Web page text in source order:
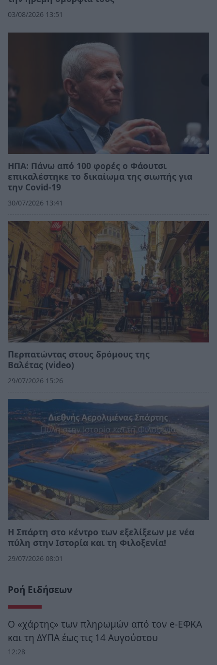
03/08/2026 13:51
ΗΠΑ: Πάνω από 100 φορές ο Φάουτσι
επικαλέστηκε το δικαίωμα της σιωπής για
την Covid-19
30/07/2026 13:41
Περπατώντας στους δρόμους της
Βαλέτας (video)
29/07/2026 15:26
Η Σπάρτη στο κέντρο των εξελίξεων με νέα
πύλη στην Ιστορία και τη Φιλοξενία!
29/07/2026 08:01
Ροή Ειδήσεων
Ο «χάρτης» των πληρωμών από τον e-ΕΦΚΑ
και τη ΔΥΠΑ έως τις 14 Αυγούστου
12:28